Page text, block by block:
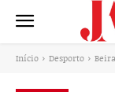
Início Desporto